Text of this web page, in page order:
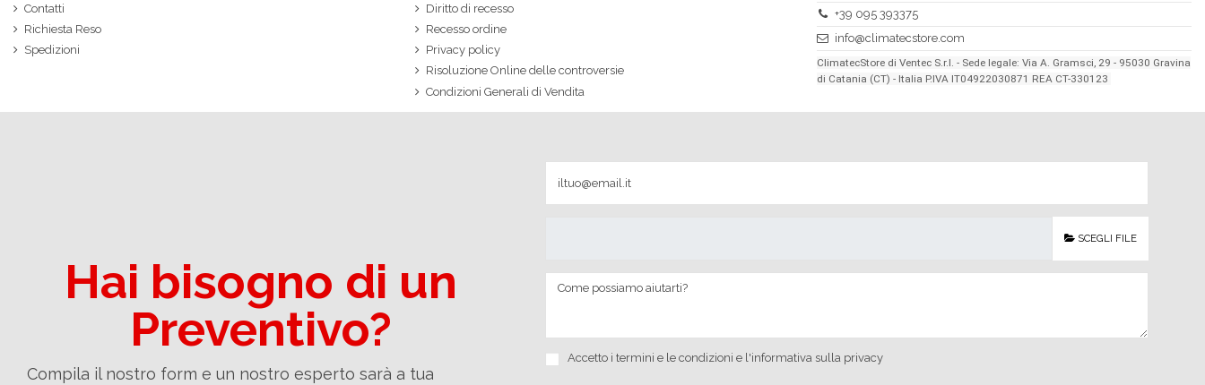
Contatti
Richiesta Reso
Spedizioni
Diritto di recesso
Recesso ordine
Privacy policy
Risoluzione Online delle controversie
Condizioni Generali di Vendita
+39 095 393375
info@climatecstore.com
ClimatecStore di Ventec S.r.l. - Sede legale: Via A. Gramsci, 29 - 95030 Gravina
di Catania (CT) - Italia P.IVA IT04922030871 REA CT-330123
Hai bisogno di un
Preventivo?
Compila il nostro form e un nostro esperto sarà a tua
SCEGLI FILE
Accetto itermini e le condizioni e l'informativa sulla privacy